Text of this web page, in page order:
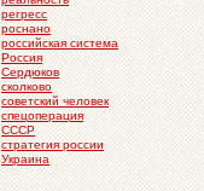
регресс
роснано
российская система
Россия
Сердюков
сколково
советский человек
спецоперация
СССР
стратегия россии
Украина